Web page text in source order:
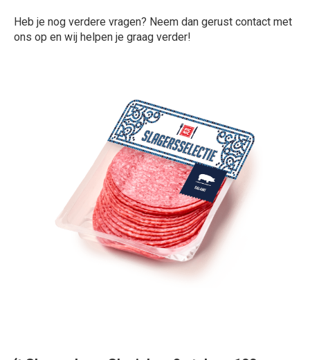
Heb je nog verdere vragen? Neem dan gerust contact met
ons op en wij helpen je graag verder!